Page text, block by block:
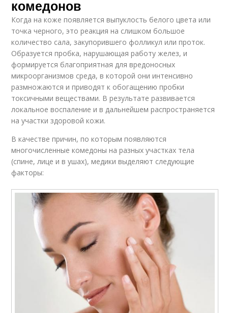
комедонов
Когда на коже появляется выпуклость белого цвета или
точка черного, это реакция на слишком большое
количество сала, закупорившего фолликул или проток.
Образуется пробка, нарушающая работу желез, и
формируется благоприятная для вредоносных
микроорганизмов среда, в которой они интенсивно
размножаются и приводят к обогащению пробки
токсичными веществами. В результате развивается
локальное воспаление и в дальнейшем распространяется
на участки здоровой кожи.
В качестве причин, по которым появляются
многочисленные комедоны на разных участках тела
(спине, лице и в ушах), медики выделяют следующие
факторы: